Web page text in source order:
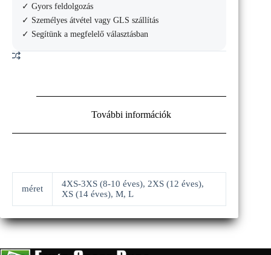
mennyiség
✓ Gyors feldolgozás
✓ Személyes átvétel vagy GLS szállítás
✓ Segítünk a megfelelő választásban
További információk
méret
4XS-3XS (8-10 éves), 2XS (12 éves),
XS (14 éves), M, L